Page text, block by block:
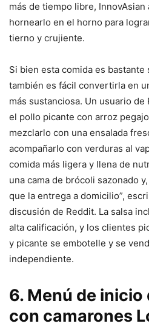
más de tiempo libre,
hornearlo en el horno para
tierno y crujiente.
Si bien esta comida es
también es fácil convertirla en
más sustanciosa. Un usuario
el pollo picante con arroz
mezclarlo con una ensalada
acompañarlo con verduras al
comida más ligera y llena de
una cama de brócoli sazonado
que la entrega a domicilio”,
discusión de Reddit. La salsa
alta calificación, y los clientes
y picante se embotelle y se
independiente.
6. Menú de inicio
con camarones